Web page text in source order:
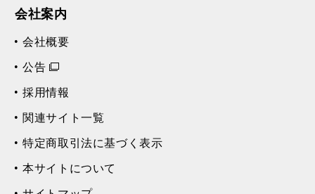
会社案内
会社概要
公告
採用情報
関連サイト一覧
特定商取引法に基づく表示
本サイトについて